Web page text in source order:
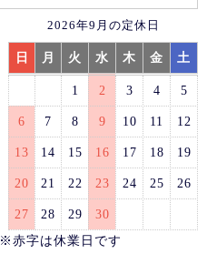
2026年9月の定休日
日 月 火 水 木 金 土
1 2 3 4 5
6 7 8 9 10 11 12
13 14 15 16 17 18 19
20 21 22 23 24 25 26
27 28 29
30
※赤字は休業日です